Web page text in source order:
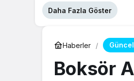
Daha Fazla Göster
Haberler Güncel
Boksör